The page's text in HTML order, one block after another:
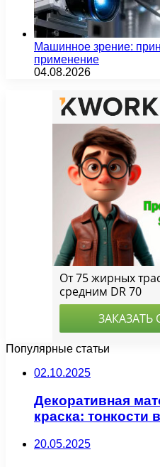
Машинное зрение:
применение
04.08.2026
Популярные статьи
02.10.2025
Декоративная
краска: тонкости
20.05.2025